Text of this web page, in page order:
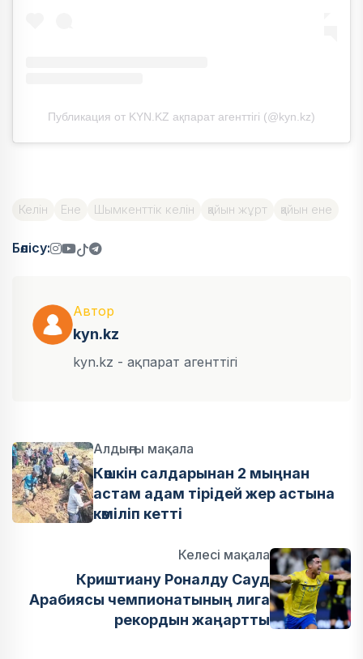
Публикация от KYN.KZ ақпарат агенттігі (@kyn.kz)
Келін Ене Шымкенттік келін қайын жұрт қайын ене
Бөлісу:
Автор
kyn.kz
kyn.kz - ақпарат агенттігі
Алдыңғы мақала
Көшкін салдарынан 2 мыңнан
астам адам тірідей жер астына
көміліп кетті
Келесі мақала
Криштиану Роналду Сауд
Арабиясы чемпионатының лига
рекордын жаңартты